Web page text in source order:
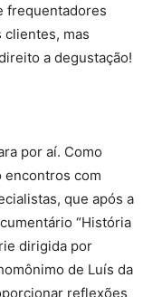
frequentadores
clientes, mas
a degustação!
por aí. Como
encontros com
que após a
“História
dirigida por
de Luís da
reflexões